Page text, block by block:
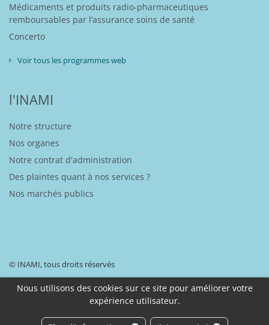
Nous utilisons des cookies sur ce site pour améliorer votre
expérience utilisateur.
Médicaments et produits radio-pharmaceutiques
remboursables par l’assurance soins de santé
Concerto
Voir tous les programmes web
l'INAMI
Notre structure
Nos organes
Notre contrat d'administration
Des plaintes quant à nos services ?
Nos marchés publics
© INAMI, tous droits réservés
Déclaration d’accessibilité
Protection de vos données à caractère personnel